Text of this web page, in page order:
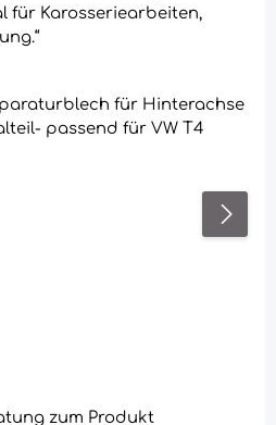
für Karosseriearbeiten,
zum Produkt